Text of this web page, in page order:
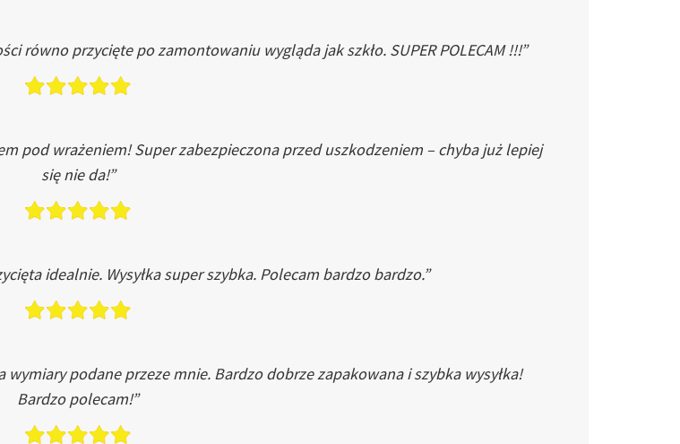
równo przycięte po zamontowaniu wygląda jak szkło. SUPER POLECAM !!!”
pod wrażeniem! Super zabezpieczona przed uszkodzeniem – chyba już lepiej
się nie da!”
idealnie. Wysyłka super szybka. Polecam bardzo bardzo.”
podane przeze mnie. Bardzo dobrze zapakowana i szybka wysyłka!
Bardzo polecam!”